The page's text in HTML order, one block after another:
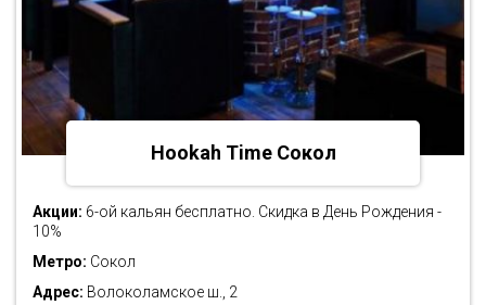
Hookah Time Сокол
Акции: 6-ой кальян бесплатно. Скидка в День Рождения -
10%
Метро: Сокол
Адрес: Волоколамское ш., 2